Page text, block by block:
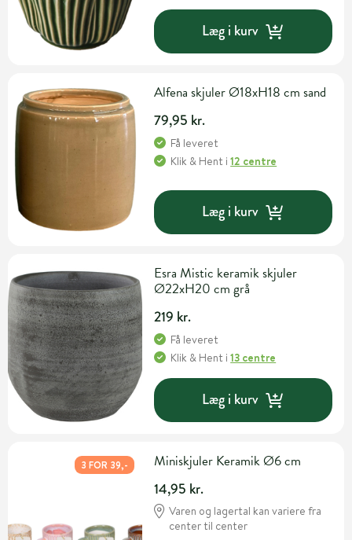
Læg i kurv
Alfena skjuler Ø18xH18 cm sand
79,95 kr.
Få leveret
Klik & Hent i12 centre
Læg i kurv
Esra Mistic keramik skjuler
Ø22xH20 cm grå
219 kr.
Få leveret
Klik & Hent i13 centre
Læg i kurv
3 FOR 39,- Miniskjuler Keramik Ø6 cm
14,95 kr.
Varen og lagertal kan variere fra
center til center